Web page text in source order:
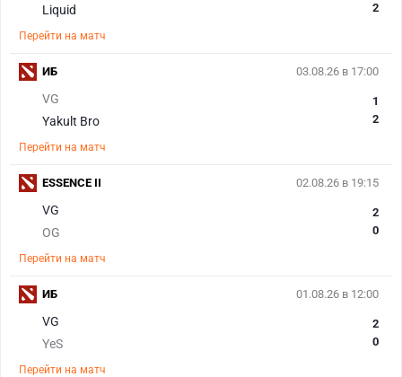
Liquid 2
Перейти на матч
03.08.26 в 17:00
VG
Yakult Bro
1
2
Перейти на матч
ИБ
02.08.26 в 19:15
VG
OG
2
0
Перейти на матч
ESSENCE II
01.08.26 в 12:00
VG
YeS
2
0
Перейти на матч
ИБ